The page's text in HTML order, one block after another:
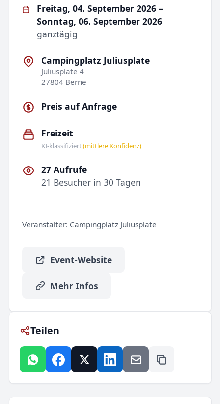
Freitag, 04. September 2026 –
Sonntag, 06. September 2026
ganztägig
Campingplatz Juliusplate
Juliusplate 4
27804 Berne
Preis auf Anfrage
Freizeit
KI-klassifiziert(mittlere Konfidenz)
27 Aufrufe
21 Besucher in 30 Tagen
Veranstalter: Campingplatz Juliusplate
Event-Website
Mehr Infos
Teilen